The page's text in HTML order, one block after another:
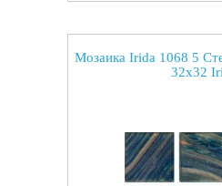
Мозаика Irida 1068 5
32x32